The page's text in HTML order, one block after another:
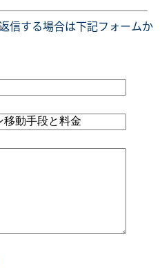
信する場合は下記フォームか